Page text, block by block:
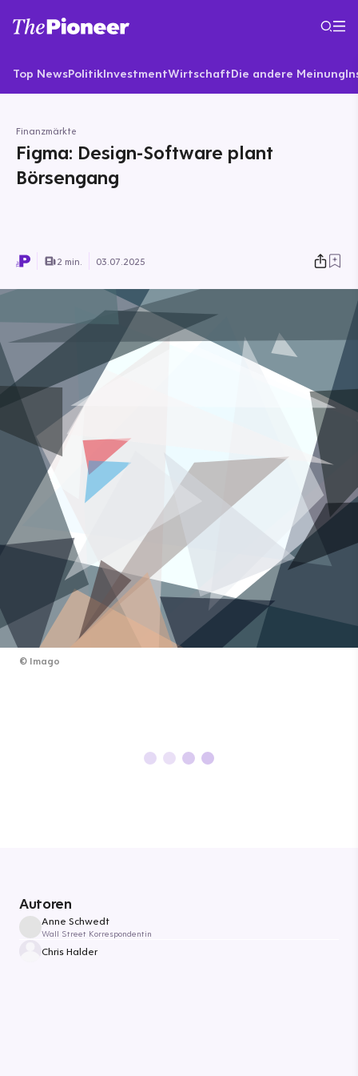
Top NewsPolitikInvestmentWirtschaftDie andere Meinung
Finanzmärkte
Figma: Design-Software plant
Börsengang
2 min. 03.07.2025
© Imago
Autoren
Anne Schwedt
Wall Street Korrespondentin
Chris Halder